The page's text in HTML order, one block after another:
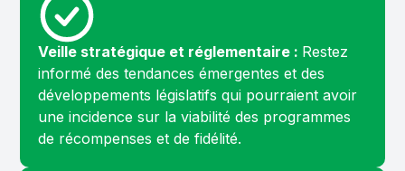
Veille stratégique et réglementaire : Restez
informé des tendances émergentes et des
développements législatifs qui pourraient avoir
une incidence sur la viabilité des programmes
de récompenses et de fidélité.